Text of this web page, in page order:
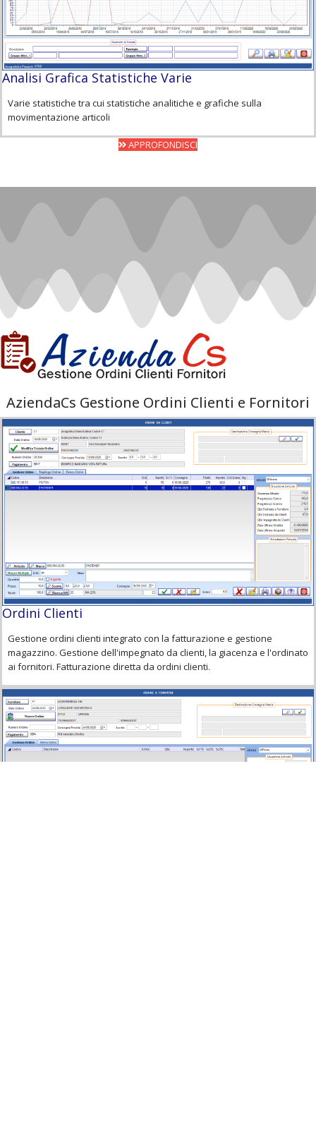
Analisi Grafica Statistiche Varie
Varie statistiche tra cui statistiche analitiche e grafiche sulla
movimentazione articoli
APPROFONDISCI
AziendaCs Gestione Ordini Clienti e Fornitori
Ordini Clienti
Gestione ordini clienti integrato con la fatturazione e gestione
magazzino. Gestione dell'impegnato da clienti, la giacenza e l'ordinato
ai fornitori. Fatturazione diretta da ordini clienti.